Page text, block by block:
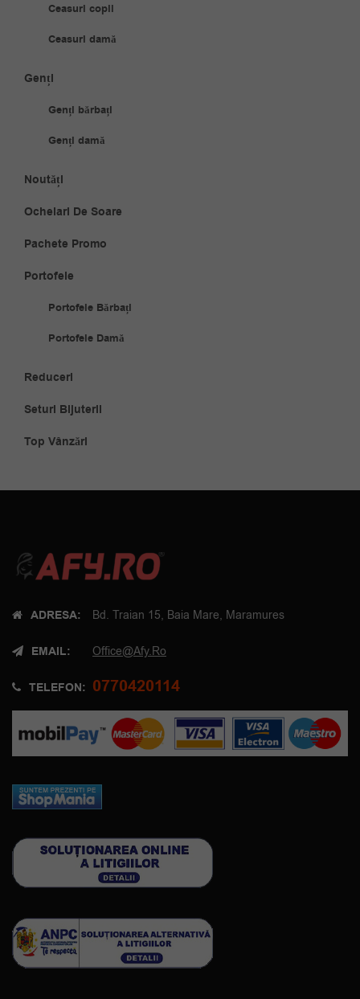
Ceasuri copii
Ceasuri damă
Genți
Genți bărbați
Genți damă
Noutăți
Ochelari De Soare
Pachete Promo
Portofele
Portofele Bărbați
Portofele Damă
Reduceri
Seturi Bijuterii
Top Vânzări
ADRESA: Bd. Traian 15, Baia Mare, Maramures
EMAIL: Office@afy.ro
TELEFON: 0770420114